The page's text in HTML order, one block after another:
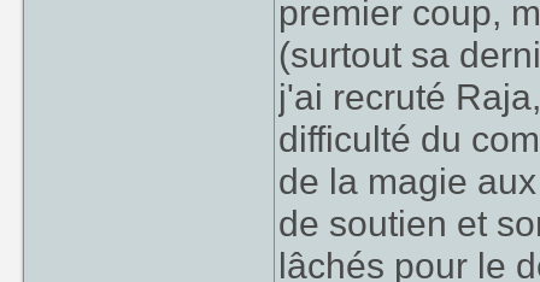
premier coup,
(surtout sa
j'ai recruté
difficulté du
de la magie
de soutien et
lâchés pour le